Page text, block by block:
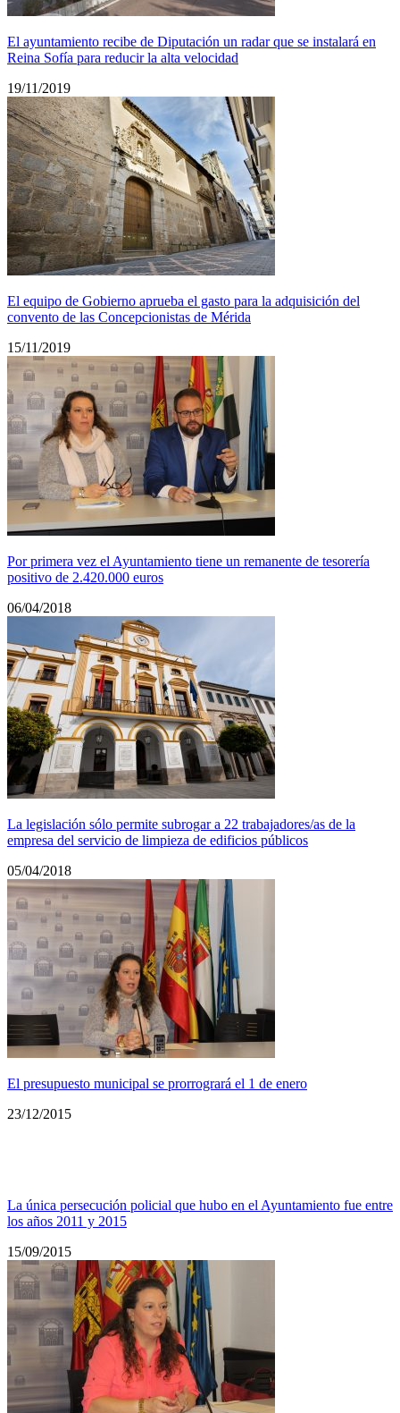
El ayuntamiento recibe de Diputación un radar que se instalará en
Reina Sofía para reducir la alta velocidad
19/11/2019
El equipo de Gobierno aprueba el gasto para la adquisición del
convento de las Concepcionistas de Mérida
15/11/2019
Por primera vez el Ayuntamiento tiene un remanente de tesorería
positivo de 2.420.000 euros
06/04/2018
La legislación sólo permite subrogar a 22 trabajadores/as de la
empresa del servicio de limpieza de edificios públicos
05/04/2018
El presupuesto municipal se prorrogrará el 1 de enero
23/12/2015
La única persecución policial que hubo en el Ayuntamiento fue entre
los años 2011 y 2015
15/09/2015